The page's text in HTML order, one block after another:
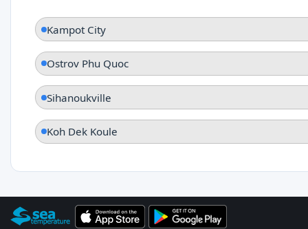
Kampot City
Ostrov Phu Quoc
Sihanoukville
Koh Dek Koule